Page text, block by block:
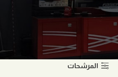
المرشحات